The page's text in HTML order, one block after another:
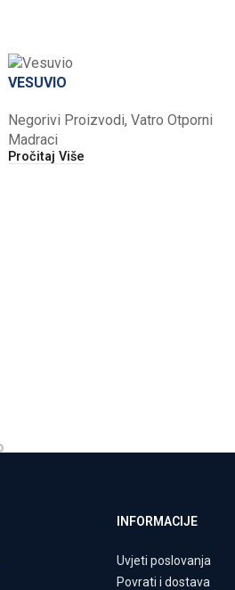
VESUVIO
Negorivi Proizvodi, Vatro Otporni
Madraci
Pročitaj Više
INFORMACIJE
Uvjeti poslovanja
Povrati i dostava